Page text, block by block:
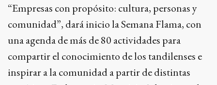
“Empresas con propósito: cultura, personas y
comunidad”, dará inicio la Semana Flama, con
una agenda de más de 80 actividades para
compartir el conocimiento de los tandilenses e
inspirar a la comunidad a partir de distintas